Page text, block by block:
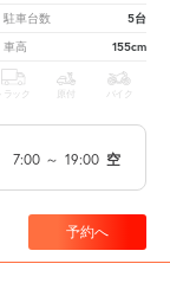
駐車台数 5台
車高 155cm
トラック 原付 バイク
7:00 ～ 19:00 空
予約へ